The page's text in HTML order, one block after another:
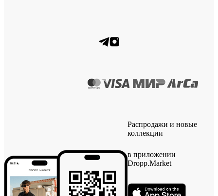
Распродажи и новые
коллекции
в приложении
Dropp.Market